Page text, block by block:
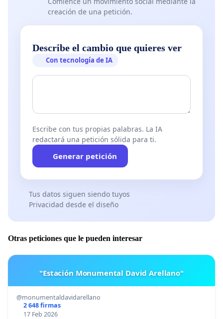
creación de una petición.
Describe el cambio que quieres ver
Con tecnología de IA
Escribe con tus propias palabras. La IA
redactará una petición sólida para ti.
Generar petición
Tus datos siguen siendo tuyos
Privacidad desde el diseño
Otras peticiones que le pueden interesar
"Estación Monumental David Arellano"
@monumentaldavidarellano
2 648 firmas
17 Feb 2026